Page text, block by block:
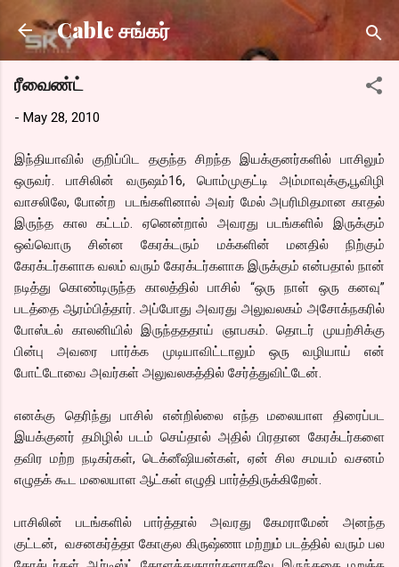
Skip to main content
Cable சங்கர்
ரீவைண்ட்
- May 28, 2010
இந்தியாவில் குறிப்பிட தகுந்த சிறந்த இயக்குனர்களில் பாசிலும்
ஒருவர். பாசிலின் வருஷம்16, பொம்முகுட்டி அம்மாவுக்கு,பூவிழி
வாசலிலே, போன்ற படங்களினால் அவர் மேல் அபரிமிதமான காதல்
இருந்த கால கட்டம். ஏனென்றால் அவரது படங்களில் இருக்கும்
ஒவ்வொரு சின்ன கேரக்டரும் மக்களின் மனதில் நிற்கும்
கேரக்டர்களாக வலம் வரும் கேரக்டர்களாக இருக்கும் என்பதால் நான்
நடித்து கொண்டிருந்த காலத்தில் பாசில் “ஒரு நாள் ஒரு கனவு”
படத்தை ஆரம்பித்தார். அப்போது அவரது அலுவலகம் அசோக்நகரில்
போஸ்டல் காலனியில் இருந்தததாய் ஞாபகம். தொடர் முயற்சிக்கு
பின்பு அவரை பார்க்க முடியாவிட்டாலும் ஒரு வழியாய் என்
போட்டோவை அவர்கள் அலுவலகத்தில் சேர்த்துவிட்டேன்.
எனக்கு தெரிந்து பாசில் என்றில்லை எந்த மலையாள திரைப்பட
இயக்குனர் தமிழில் படம் செய்தால் அதில் பிரதான கேரக்டர்களை
தவிர மற்ற நடிகர்கள், டெக்னீஷியன்கள், ஏன் சில சமயம் வசனம்
எழுதக் கூட மலையாள ஆட்கள் எழுதி பார்த்திருக்கிறேன்.
பாசிலின் படங்களில் பார்த்தால் அவரது கேமராமேன் அனந்த
குட்டன், வசனகர்த்தா கோகுல கிருஷ்ணா மற்றும் படத்தில் வரும் பல